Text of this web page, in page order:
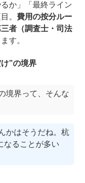
か」「最終ライン
。費用の按分ルー
者（調査士・司法
す。
”の境界
境界って、そんな
かはそうだね。杭
なることが多い